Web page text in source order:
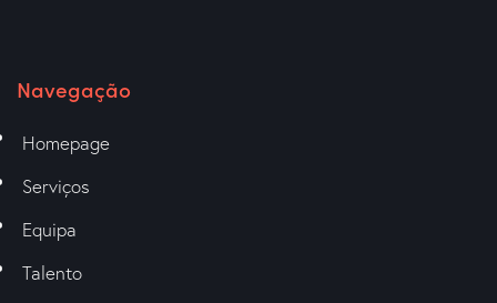
Navegação
Homepage
Serviços
Equipa
Talento